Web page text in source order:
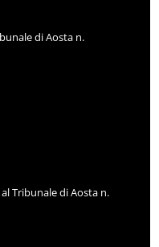
di Aosta n.
Tribunale di Aosta n.